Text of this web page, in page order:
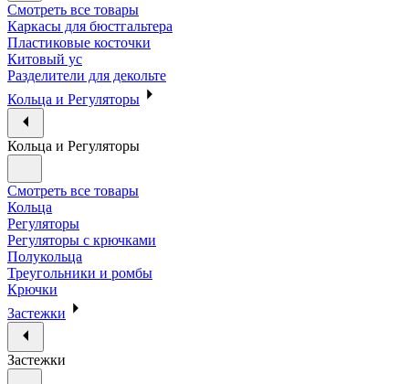
Смотреть все товары
Каркасы для бюстгальтера
Пластиковые косточки
Китовый ус
Разделители для декольте
Кольца и Регуляторы
Кольца и Регуляторы
Смотреть все товары
Кольца
Регуляторы
Регуляторы с крючками
Полукольца
Треугольники и ромбы
Крючки
Застежки
Застежки